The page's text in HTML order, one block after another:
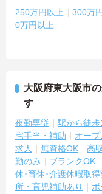
250万円以上 300万
0万円以上
大阪府東大阪市
す
夜勤専従 駅から徒
宅手当・補助
オー
求人
無資格OK 高
勤のみ
ブランクOK
休･育休･介護休暇取得
所・育児補助あり
ボ